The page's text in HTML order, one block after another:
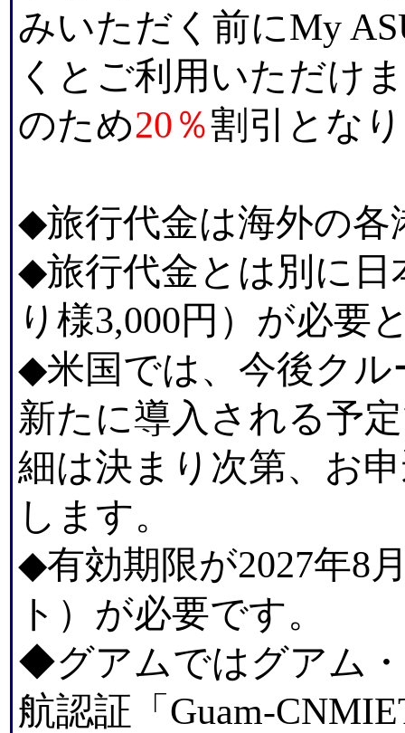
みいただく前にMy
くとご利用いただけ
のため20％割引とな
◆旅行代金は海外の各
◆旅行代金とは別に日
り様3,000円）が必要
◆米国では、今後クル
新たに導入される予
細は決まり次第、お
します。
◆有効期限が2027年8
ト）が必要です。
◆グアムではグアム
航認証「Guam-